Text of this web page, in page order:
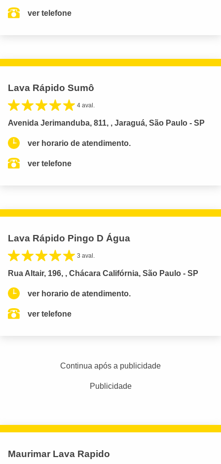
ver telefone
Lava Rápido Sumô
4 aval.
Avenida Jerimanduba, 811, , Jaraguá, São Paulo - SP
ver horario de atendimento.
ver telefone
Lava Rápido Pingo D Água
3 aval.
Rua Altair, 196, , Chácara Califórnia, São Paulo - SP
ver horario de atendimento.
ver telefone
Continua após a publicidade
Publicidade
Maurimar Lava Rapido